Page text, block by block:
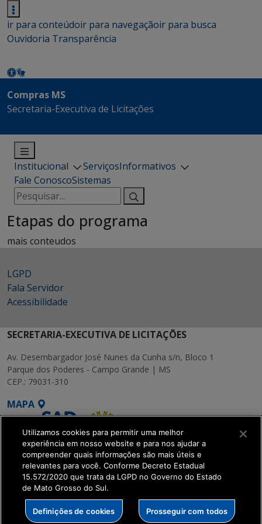
ir para conteúdoir para navegaçãoir para busca
Ouvidoria Transparência
Compras MS
Secretaria-Executiva de Licitações
Institucional ServiçosInformativos
Fale ConoscoSistemas
Pesquisar
por:
Etapas do programa
mais conteudos
LGPD
Fala Servidor
Acessibilidade
SECRETARIA-EXECUTIVA DE LICITAÇÕES
Av. Desembargador José Nunes da Cunha s/n, Bloco 1
Parque dos Poderes - Campo Grande | MS
CEP.: 79031-310
MAPA
SETDIG | Secretaria-
Executiva de
Transformação Digital
Utilizamos cookies para permitir uma melhor
experiência em nosso website e para nos ajudar a
compreender quais informações são mais úteis e
relevantes para você. Conforme Decreto Estadual
15.572/2020 que trata da LGPD no Governo do Estado
de Mato Grosso do Sul.
Definições de cookies Prosseguir com todos